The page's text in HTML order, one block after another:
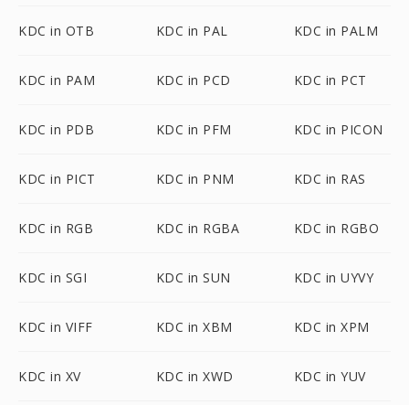
KDC in OTB KDC in PAL KDC in PALM
KDC in PAM KDC in PCD KDC in PCT
KDC in PDB KDC in PFM KDC in PICON
KDC in PICT KDC in PNM KDC in RAS
KDC in RGB KDC in RGBA KDC in RGBO
KDC in SGI KDC in SUN KDC in UYVY
KDC in VIFF KDC in XBM KDC in XPM
KDC in XV KDC in XWD KDC in YUV